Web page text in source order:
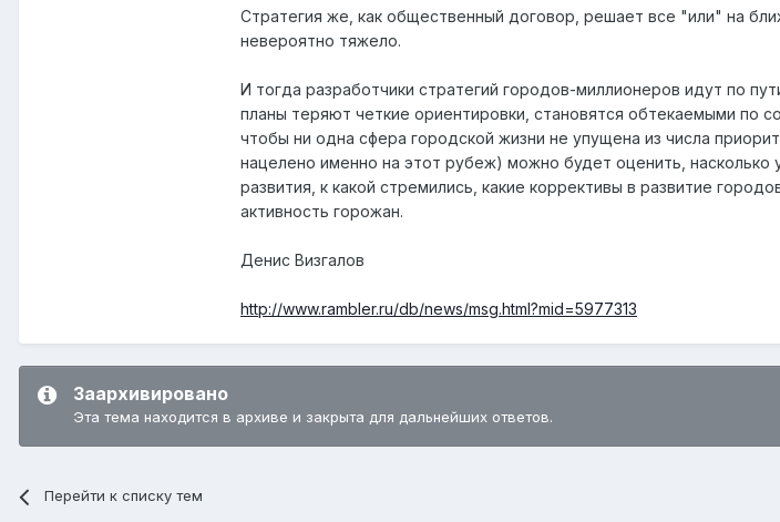
Стратегия же, как общественный договор, решает все "или" на
невероятно тяжело.
И тогда разработчики стратегий городов-миллионеров идут по
планы теряют четкие ориентировки, становятся обтекаемыми по
чтобы ни одна сфера городской жизни не упущена из числа
нацелено именно на этот рубеж) можно будет оценить, насколько
развития, к какой стремились, какие коррективы в развитие
активность горожан.
Денис Визгалов
http://www.rambler.ru/db/news/msg.html?mid=5977313
Заархивировано
Эта тема находится в архиве и закрыта для дальнейших ответов.
Перейти к списку тем